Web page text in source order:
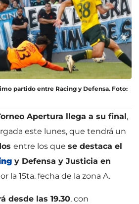
partido entre Racing y Defensa. Foto:
Apertura llega a su final,
este lunes, que tendrá un
entre los que se destaca el
y Defensa y Justicia en
la 15ta. fecha de la zona A.
desde las 19.30, con